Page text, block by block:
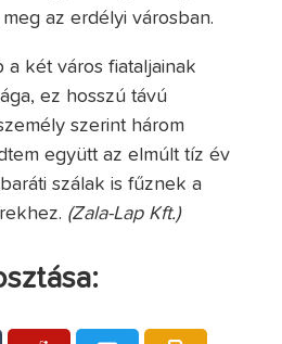
az erdélyi városban.
a két város fiataljainak
ez hosszú távú
szerint három
együtt az elmúlt tíz év
szálak is fűznek a
(Zala-Lap Kft.)